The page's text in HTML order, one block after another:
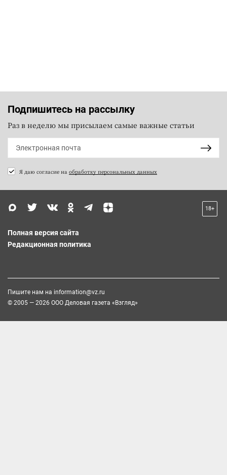
Подпишитесь на рассылку
Раз в неделю мы присылаем самые важные статьи
Я даю согласие на обработку персональных данных
18+
Полная версия сайта
Редакционная политика
Пишите нам на information@vz.ru
© 2005 — 2026 ООО Деловая газета «Взгляд»